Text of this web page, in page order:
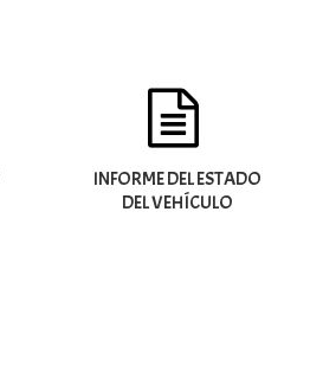
INFORME DEL ESTADO
DEL VEHÍCULO